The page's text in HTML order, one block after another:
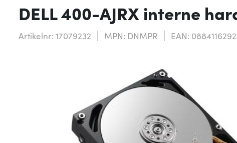
DELL 400-AJRX interne
Artikelnr: 17079232 MPN: DNMPR EAN: